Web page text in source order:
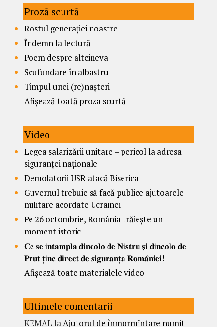
Proză scurtă
Rostul generației noastre
Îndemn la lectură
Poem despre altcineva
Scufundare în albastru
Timpul unei (re)nașteri
Afișează toată proza scurtă
Video
Legea salarizării unitare – pericol la adresa
siguranței naționale
Demolatorii USR atacă Biserica
Guvernul trebuie să facă publice ajutoarele
militare acordate Ucrainei
Pe 26 octombrie, România trăiește un
moment istoric
𝐂𝐞 𝐬𝐞 𝐢𝐧𝐭𝐚𝐦𝐩𝐥𝐚 𝐝𝐢𝐧𝐜𝐨𝐥𝐨 𝐝𝐞 𝐍𝐢𝐬𝐭𝐫𝐮 𝐬̦𝐢 𝐝𝐢𝐧𝐜𝐨𝐥𝐨 𝐝𝐞
𝐏𝐫𝐮𝐭 𝐭̦𝐢𝐧𝐞 𝐝𝐢𝐫𝐞𝐜𝐭 𝐝𝐞 𝐬𝐢𝐠𝐮𝐫𝐚𝐧𝐭̦𝐚 𝐑𝐨𝐦𝐚̂𝐧𝐢𝐞𝐢!
Afișează toate materialele video
Ultimele comentarii
KEMAL laAjutorul de înmormîntare numit